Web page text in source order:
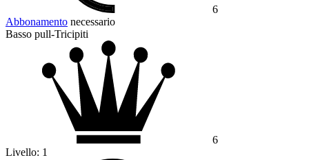
6
Abbonamento necessario
Basso pull-Tricipiti
6
Livello: 1